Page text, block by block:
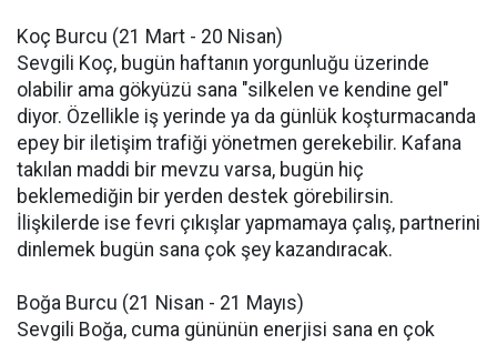
Koç Burcu (21 Mart - 20 Nisan)
Sevgili Koç, bugün haftanın yorgunluğu üzerinde
olabilir ama gökyüzü sana "silkelen ve kendine gel"
diyor. Özellikle iş yerinde ya da günlük koşturmacanda
epey bir iletişim trafiği yönetmen gerekebilir. Kafana
takılan maddi bir mevzu varsa, bugün hiç
beklemediğin bir yerden destek görebilirsin.
İlişkilerde ise fevri çıkışlar yapmamaya çalış, partnerini
dinlemek bugün sana çok şey kazandıracak.
Boğa Burcu (21 Nisan - 21 Mayıs)
Sevgili Boğa, cuma gününün enerjisi sana en çok